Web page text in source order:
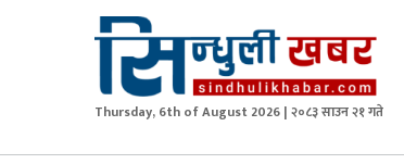
Sindhuli Khabar
News from Sindhuli Nepal
Thursday, 6th of August 2026 | २०८३ साउन २१ गते